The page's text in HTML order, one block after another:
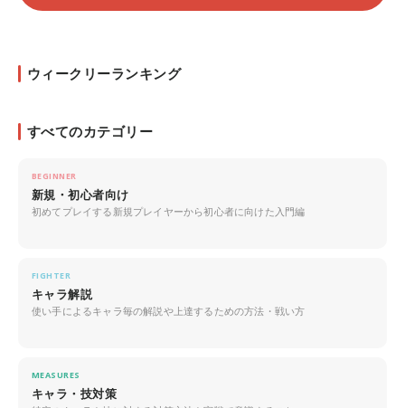
ウィークリーランキング
すべてのカテゴリー
BEGINNER
新規・初心者向け
初めてプレイする新規プレイヤーから初心者に向けた入門編
FIGHTER
キャラ解説
使い手によるキャラ毎の解説や上達するための方法・戦い方
MEASURES
キャラ・技対策